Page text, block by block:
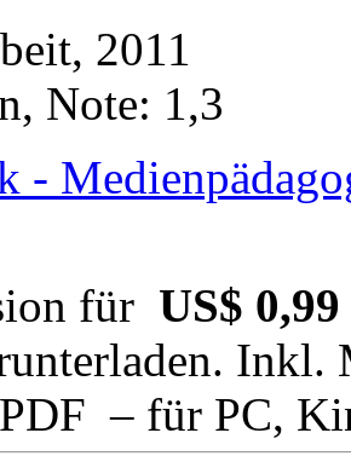
2011
Note: 1,3
-
für US$ 0,99
Inkl.
PDF – für PC,